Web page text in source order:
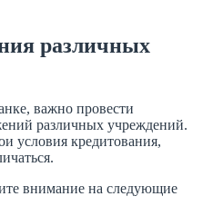
различных
важно провести
различных учреждений.
условия кредитования,
внимание на следующие